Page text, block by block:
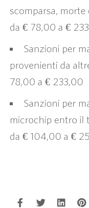
scomparsa,
da € 78,00 a €
Sanzioni per
provenienti da
78,00 a € 233,00
Sanzioni per
microchip entro il
da € 104,00 a €